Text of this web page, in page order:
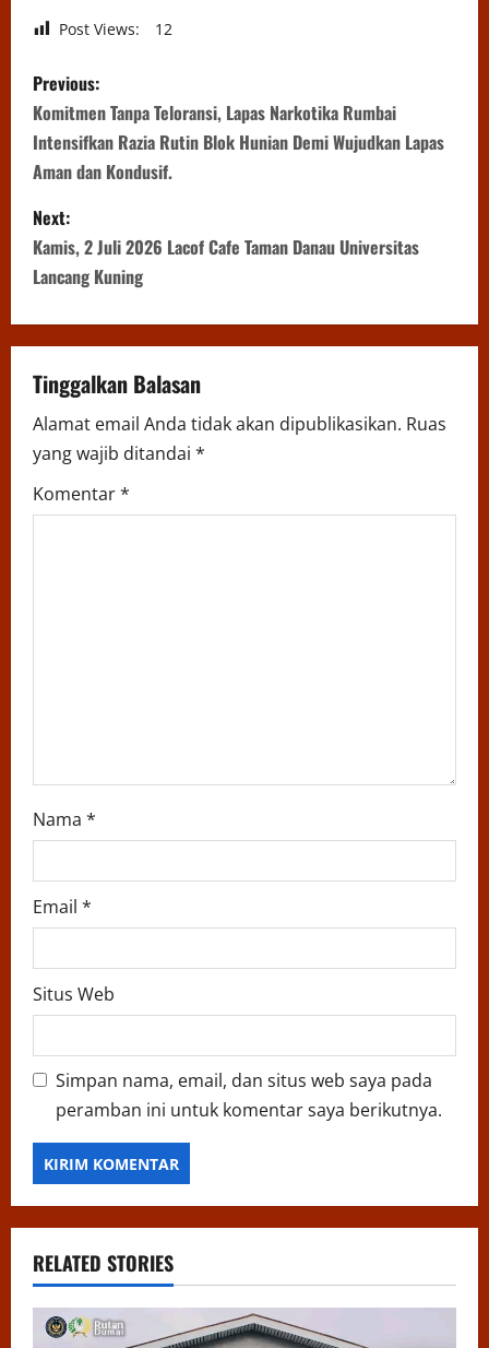
Post Views: 12
P
o
s
t
n
v
i
g
a
Previous:
Komitmen Tanpa Teloransi, Lapas Narkotika Rumbai
Intensifkan Razia Rutin Blok Hunian Demi Wujudkan Lapas
Aman dan Kondusif.
Next:
Kamis, 2 Juli 2026 Lacof Cafe Taman Danau Universitas
Lancang Kuning
Tinggalkan Balasan
Alamat email Anda tidak akan dipublikasikan. Ruas
yang wajib ditandai *
Komentar*
Nama *
Email *
Situs Web
Simpan nama, email, dan situs web saya pada
peramban ini untuk komentar saya berikutnya.
RELATED STORIES